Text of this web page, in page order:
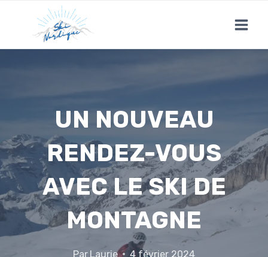
content
UN NOUVEAU
RENDEZ-VOUS
AVEC LE SKI DE
MONTAGNE
Par Laurie 4 février 2024